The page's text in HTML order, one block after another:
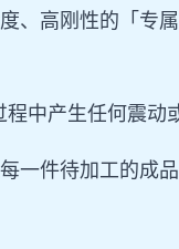
、高刚性的「专
中产生任何震动
一件待加工的成